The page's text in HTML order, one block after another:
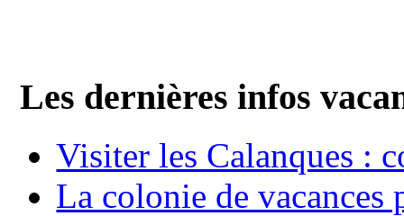
Les dernières infos
Visiter les Calanques :
La colonie de vacances